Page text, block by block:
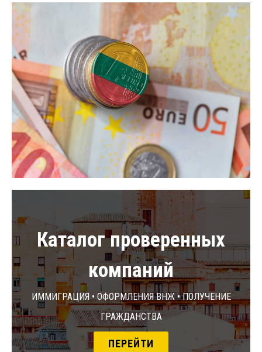
Каталог проверенных
компаний
Иммиграция • Оформления ВНЖ • Получение
гражданства
ПЕРЕЙТИ